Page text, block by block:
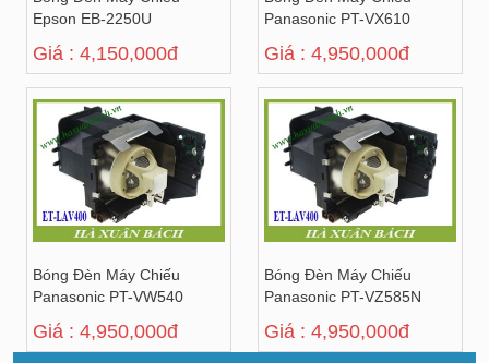
Epson EB-2250U
Giá : 4,150,000đ
Panasonic PT-VX610
Giá : 4,950,000đ
Bóng Đèn Máy Chiếu
Panasonic PT-VW540
Giá : 4,950,000đ
Bóng Đèn Máy Chiếu
Panasonic PT-VZ585N
Giá : 4,950,000đ